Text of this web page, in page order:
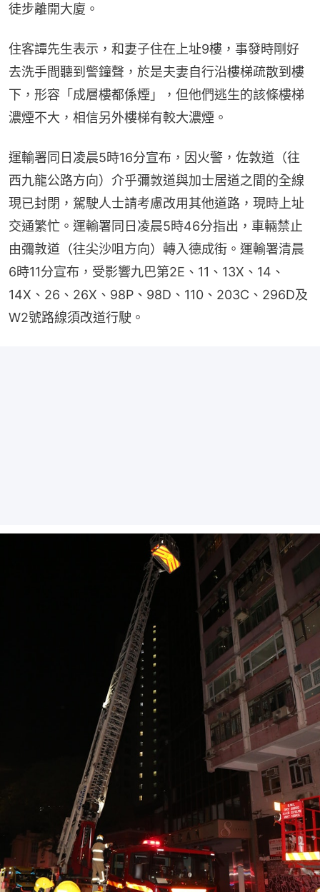
徒步離開大廈。
住客譚先生表示，和妻子住在上址9樓，事發時剛好
去洗手間聽到警鐘聲，於是夫妻自行沿樓梯疏散到樓
下，形容「成層樓都係煙」，但他們逃生的該條樓梯
濃煙不大，相信另外樓梯有較大濃煙。
運輸署同日凌晨5時16分宣布，因火警，佐敦道（往
西九龍公路方向）介乎彌敦道與加士居道之間的全線
現已封閉，駕駛人士請考慮改用其他道路，現時上址
交通繁忙。運輸署同日凌晨5時46分指出，車輛禁止
由彌敦道（往尖沙咀方向）轉入德成街。運輸署清晨
6時11分宣布，受影響九巴第2E、11、13X、14、
14X、26、26X、98P、98D、110、203C、296D及
W2號路線須改道行駛。